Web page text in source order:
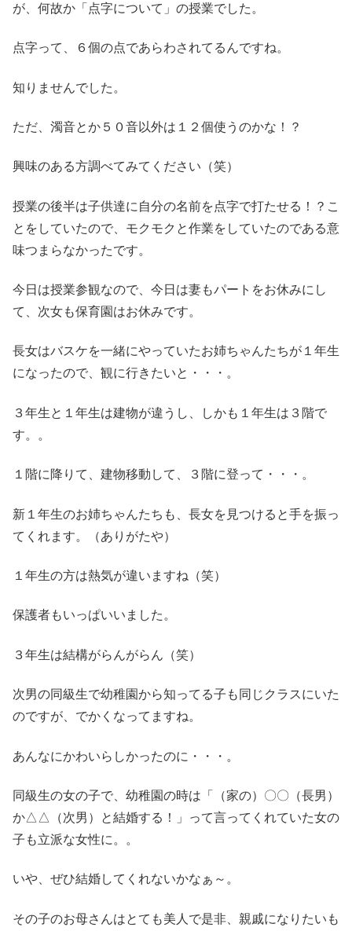
が、何故か「点字について」の授業でした。
点字って、６個の点であらわされてるんですね。
知りませんでした。
ただ、濁音とか５０音以外は１２個使うのかな！？
興味のある方調べてみてください（笑）
授業の後半は子供達に自分の名前を点字で打たせる！？こ
とをしていたので、モクモクと作業をしていたのである意
味つまらなかったです。
今日は授業参観なので、今日は妻もパートをお休みにし
て、次女も保育園はお休みです。
長女はバスケを一緒にやっていたお姉ちゃんたちが１年生
になったので、観に行きたいと・・・。
３年生と１年生は建物が違うし、しかも１年生は３階で
す。。
１階に降りて、建物移動して、３階に登って・・・。
新１年生のお姉ちゃんたちも、長女を見つけると手を振っ
てくれます。（ありがたや）
１年生の方は熱気が違いますね（笑）
保護者もいっぱいいました。
３年生は結構がらんがらん（笑）
次男の同級生で幼稚園から知ってる子も同じクラスにいた
のですが、でかくなってますね。
あんなにかわいらしかったのに・・・。
同級生の女の子で、幼稚園の時は「（家の）〇〇（長男）
か△△（次男）と結婚する！」って言ってくれていた女の
子も立派な女性に。。
いや、ぜひ結婚してくれないかなぁ～。
その子のお母さんはとても美人で是非、親戚になりたいも